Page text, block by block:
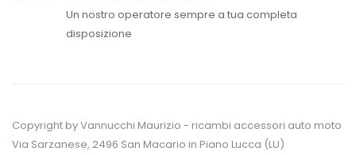
Un nostro operatore sempre a tua completa
disposizione
Copyright by Vannucchi Maurizio - ricambi accessori auto moto
Via Sarzanese, 2496 San Macario in Piano Lucca (LU)